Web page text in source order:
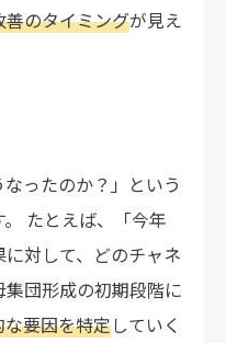
善のタイミングが見え
ったのか？」という
たとえば、「今年
対して、どのチャネ
団形成の初期段階に
な要因を特定していく